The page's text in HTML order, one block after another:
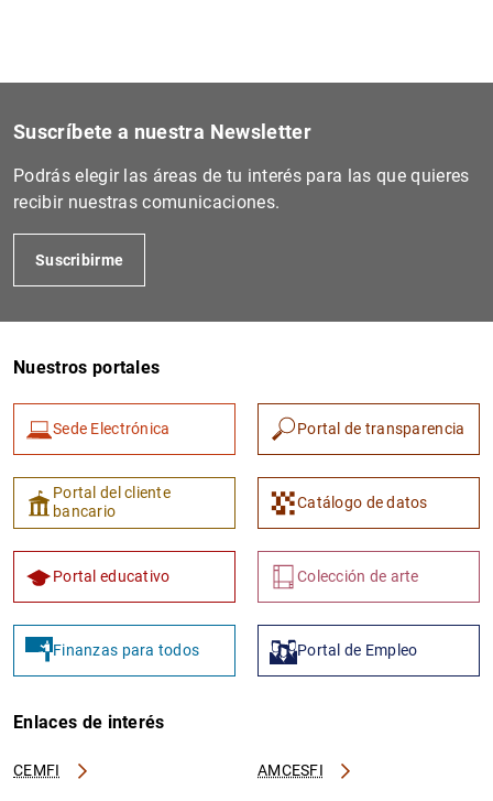
Suscríbete a nuestra Newsletter
Podrás elegir las áreas de tu interés para las que quieres
recibir nuestras comunicaciones.
Suscribirme
Nuestros portales
Sede Electrónica Portal de transparencia
Portal del cliente
bancario
Catálogo de datos
Portal educativo Colección de arte
Finanzas para todos Portal de Empleo
Enlaces de interés
CEMFI AMCESFI